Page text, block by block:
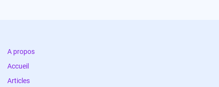
A propos
Accueil
Articles